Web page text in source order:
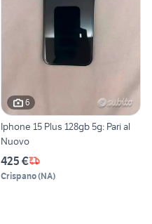
6
Iphone 15 Plus 128gb 5g: Pari al
Nuovo
425 €
Crispano(NA)